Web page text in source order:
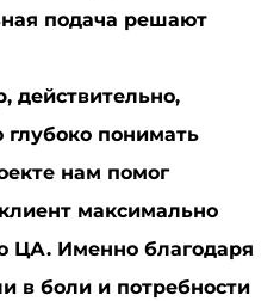
подача решают
действительно,
глубоко понимать
нам помог
максимально
ЦА. Именно благодаря
в боли и потребности